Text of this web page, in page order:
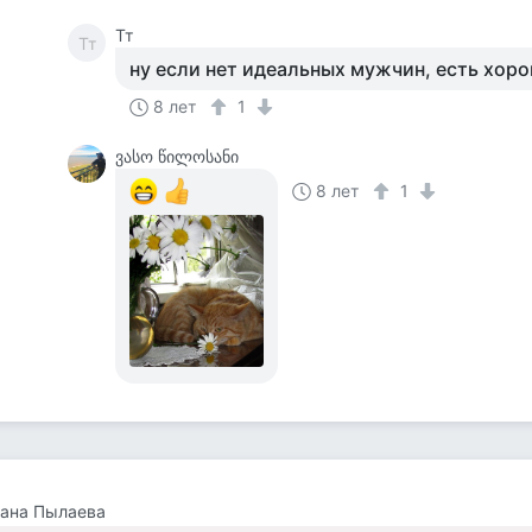
Тт Тт
ну если нет идеальных мужчин, есть
8 лет 1
ვასო წილოსანი
8 лет
1
Пылаева